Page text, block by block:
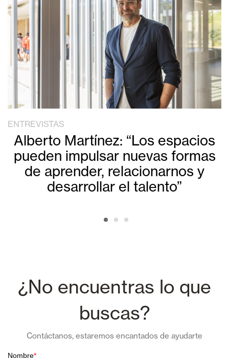
ENTREVISTAS
Alberto Martínez: “Los espacios
pueden impulsar nuevas formas
de aprender, relacionarnos y
desarrollar el talento”
¿No encuentras lo que
buscas?
Contáctanos, estaremos encantados de ayudarte